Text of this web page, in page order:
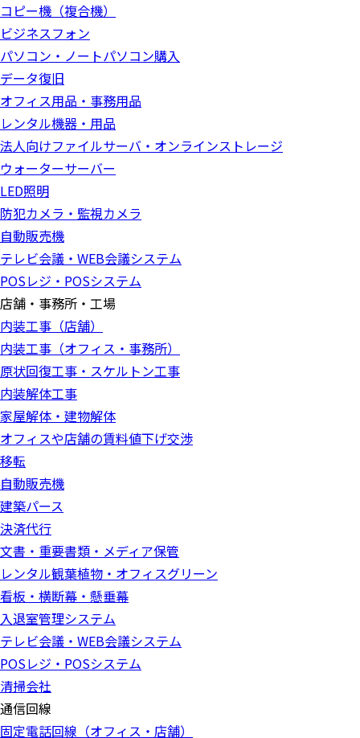
コピー機（複合機）
ビジネスフォン
パソコン・ノートパソコン購入
データ復旧
オフィス用品・事務用品
レンタル機器・用品
法人向けファイルサーバ・オンラインストレージ
ウォーターサーバー
LED照明
防犯カメラ・監視カメラ
自動販売機
テレビ会議・WEB会議システム
POSレジ・POSシステム
店舗・事務所・工場
内装工事（店舗）
内装工事（オフィス・事務所）
原状回復工事・スケルトン工事
内装解体工事
家屋解体・建物解体
オフィスや店舗の賃料値下げ交渉
移転
自動販売機
建築パース
決済代行
文書・重要書類・メディア保管
レンタル観葉植物・オフィスグリーン
看板・横断幕・懸垂幕
入退室管理システム
テレビ会議・WEB会議システム
POSレジ・POSシステム
清掃会社
通信回線
固定電話回線（オフィス・店舗）